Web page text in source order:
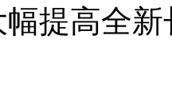
提高全